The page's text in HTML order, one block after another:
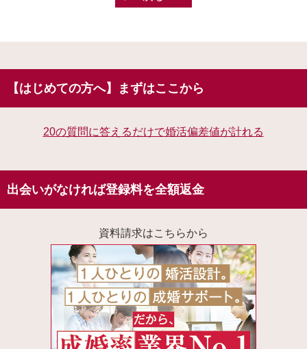
【はじめての方へ】まずはここから
20の質問に答えるだけで婚活偏差値が計れる
出会いがなければ登録料を全額返金
資料請求はこちらから